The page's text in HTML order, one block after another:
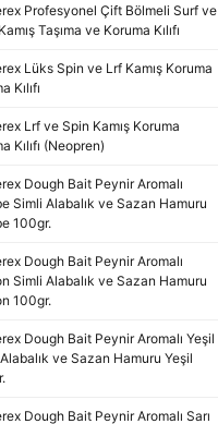
Profesyonel Çift Bölmeli Surf ve
Taşıma ve Koruma Kılıfı
Lüks Spin ve Lrf Kamış Koruma
Kılıfı
Lrf ve Spin Kamış Koruma
Kılıfı (Neopren)
Dough Bait Peynir Aromalı
Simli Alabalık ve Sazan Hamuru
100gr.
Dough Bait Peynir Aromalı
Simli Alabalık ve Sazan Hamuru
100gr.
Dough Bait Peynir Aromalı Yeşil
ve Sazan Hamuru Yeşil
Dough Bait Peynir Aromalı Sarı